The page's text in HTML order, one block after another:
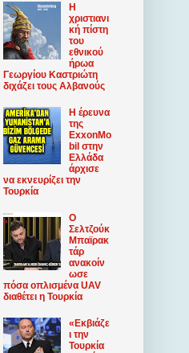
Η
χριστιανι
κή πίστη
του
εθνικού
ήρωα
Γεωργίου Καστριώτη
διχάζει τους Αλβανούς
Η έρευνα
της
ExxonMo
bil στην
Ελλάδα
άρχισε
να εκνευρίζει την
Τουρκία
Ο
Σελτζούκ
Μπαϊρακ
τάρ
ανακοίν
ωσε
πόσα οπλισμένα UAV
διαθέτει η Τουρκία
«Εκβιάζε
ι την
Τουρκία